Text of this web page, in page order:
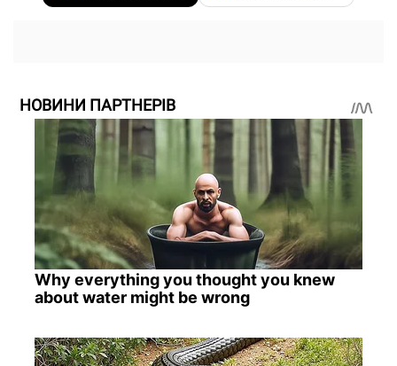
НОВИНИ ПАРТНЕРІВ
Why everything you thought you knew
about water might be wrong